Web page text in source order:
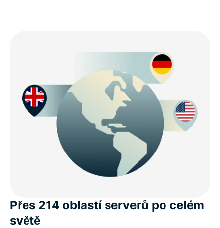
Přes 214 oblastí serverů po celém
světě